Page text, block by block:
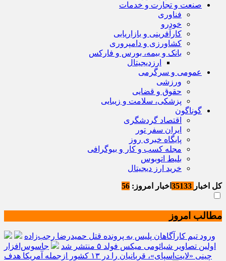
صنعت و تجارت و خدمات
فناوری
خودرو
کارآفرینی و بازاریابی
کشاورزی و دامپروری
بانک و بیمه، بورس و فارکس
ارزدیجیتال
عمومی و سرگرمی
ورزشی
حقوق و قضایی
پزشکی، سلامت و زیبایی
گوناگون
اقتصاد گردشگری
ایران سفر تور
پایگاه خبری روز
مجله کسب و کار و بیوگرافی
بلیط اتوبوس
خرید ارز دیجیتال
کل اخبار اخبار امروز: 56
مطالب امروز
ورود تیم کارآگاهان پلیس به پرونده قتل حمیدرضا رجب‌زاده
اولین تصاویر شیائومی میکس فولد ۵ منتشر شد
جاسوس‌افزار
چینی «لایت‌اسپای»، قربانیان را در ۱۳ کشور ازجمله آمریکا هدف